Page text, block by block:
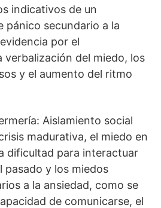
indicativos de un
secundario a la
por el
verbalización del miedo, los
y el aumento del ritmo
Aislamiento social
madurativa, el miedo en
dificultad para interactuar
pasado y los miedos
a la ansiedad, como se
de comunicarse, el